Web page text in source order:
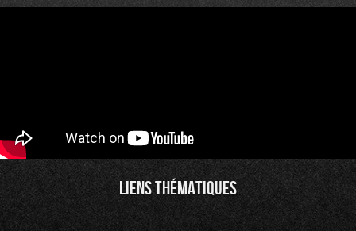
Liens thématiques